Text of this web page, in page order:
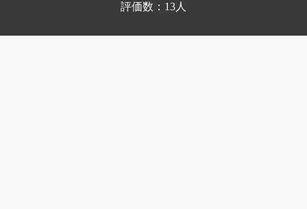
評価数： 13 人